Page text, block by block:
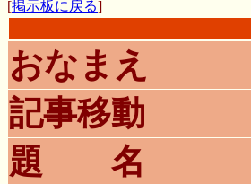
[掲示板に戻る]
おなまえ
記事移動
題 名